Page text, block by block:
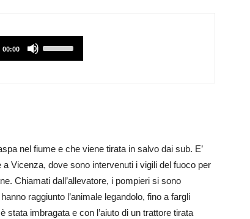
00:00
Utilizzare
i
o
diminuire
il
volume.
nel fiume e che viene tirata in salvo dai sub. E’
Vicenza, dove sono intervenuti i vigili del fuoco per
Chiamati dall’allevatore, i pompieri si sono
raggiunto l’animale legandolo, fino a fargli
imbragata e con l’aiuto di un trattore tirata